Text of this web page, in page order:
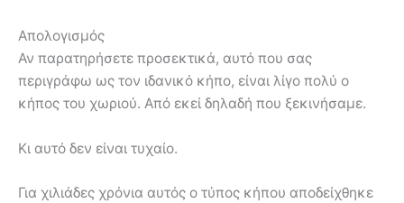
Απολογισμός
Αν παρατηρήσετε προσεκτικά, αυτό που σας
περιγράφω ως τον ιδανικό κήπο, είναι λίγο πολύ ο
κήπος του χωριού. Από εκεί δηλαδή που ξεκινήσαμε.
Κι αυτό δεν είναι τυχαίο.
Για χιλιάδες χρόνια αυτός ο τύπος κήπου αποδείχθηκε